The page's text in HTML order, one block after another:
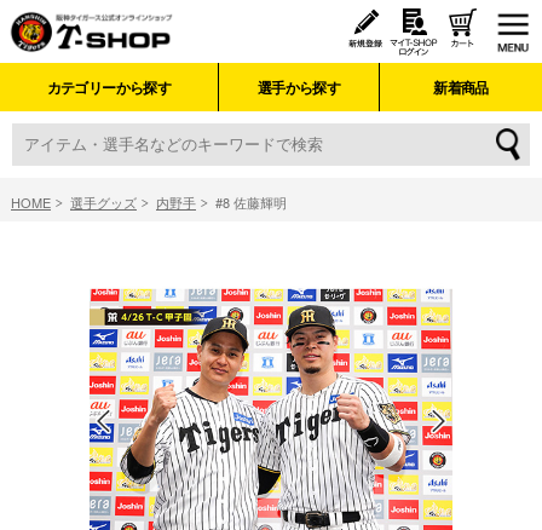
カテゴリーから探す 選手から探す 新着商品
HOME 選手グッズ 内野手 #8 佐藤輝明